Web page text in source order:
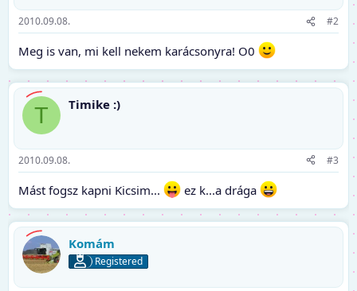
2010.09.08. #2
Meg is van, mi kell nekem karácsonyra! O0
T Timike :)
2010.09.08. #3
Mást fogsz kapni Kicsim... ez k...a drága
Komám
Registered